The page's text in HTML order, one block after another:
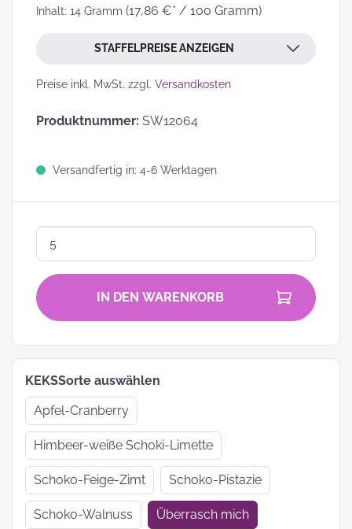
Inhalt: 14 Gramm (17,86 €* / 100 Gramm)
STAFFELPREISE ANZEIGEN
Preise inkl. MwSt. zzgl. Versandkosten
Produktnummer: SW12064
Versandfertig in: 4-6 Werktagen
IN DEN WARENKORB
KEKSSorte auswählen
Apfel-Cranberry
Himbeer-weiße Schoki-Limette
Schoko-Feige-Zimt Schoko-Pistazie
Schoko-Walnuss Überrasch mich